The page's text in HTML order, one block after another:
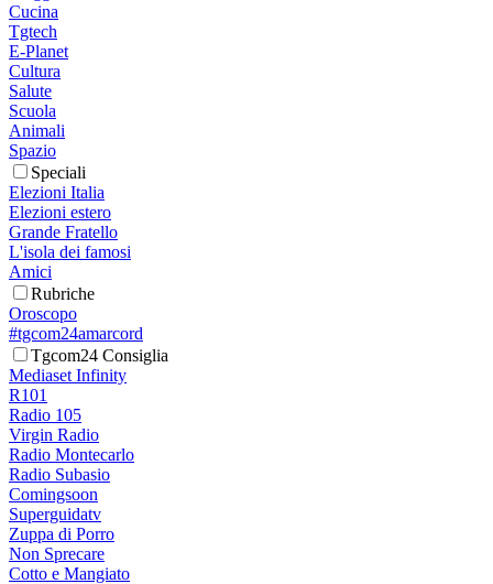
Cucina
Tgtech
E-Planet
Cultura
Salute
Scuola
Animali
Spazio
Speciali
Elezioni Italia
Elezioni estero
Grande Fratello
L'isola dei famosi
Amici
Rubriche
Oroscopo
#tgcom24amarcord
Tgcom24 Consiglia
Mediaset Infinity
R101
Radio 105
Virgin Radio
Radio Montecarlo
Radio Subasio
Comingsoon
Superguidatv
Zuppa di Porro
Non Sprecare
Cotto e Mangiato